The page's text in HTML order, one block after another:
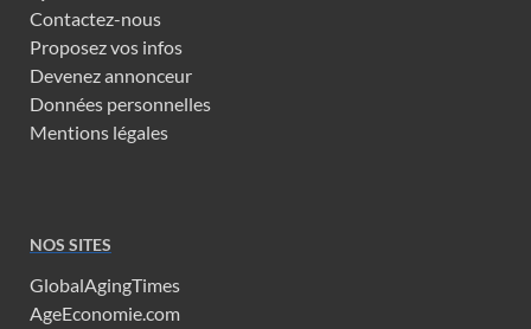
Contactez-nous
Proposez vos infos
Devenez annonceur
Données personnelles
Mentions légales
NOS SITES
GlobalAgingTimes
AgeEconomie.com